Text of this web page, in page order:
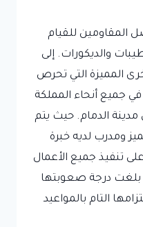
المقاومين للقيام
والديكورات. إلى
المميزة التي تحرص
في جميع أنحاء المملكة
الدمام. حيث يتم
ومدرب لديه خبرة
تنفيذ جميع الأعمال
بلغت درجة صعوبتها
التام بالمواعيد